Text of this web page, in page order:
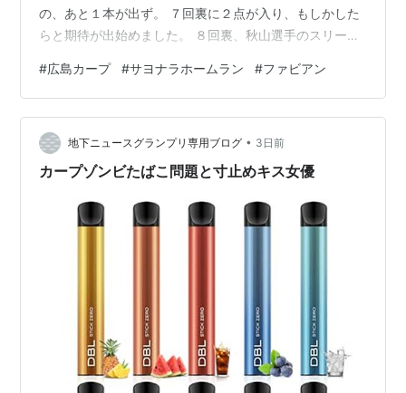
の、あと１本が出ず。 ７回裏に２点が入り、もしかした
らと期待が出始めました。 ８回裏、秋山選手のスリーベ
く動かず。 １２回裏２アウトで、ファビアン選手のサヨ
ナラホームラン！！！ ファビアン選手の日に、なりまし
た。 それにしても、栗林投手がおりたあと、中継ぎ陣
が、頑張ったと思います。 チーム一丸での勝利です。 こ
の調子で、勝ちを積み重ねていってほしいです。 余談で
#広島カープ #サヨナラホームラン #ファビアン
地下ニュースグランプリ専用ブログ • 3日前
カープゾンビたばこ問題と寸止めキス女優